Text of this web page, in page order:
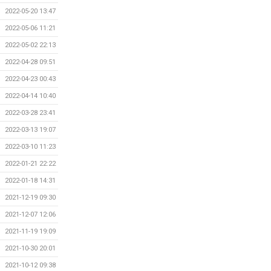
2022-05-20 13:47
2022-05-06 11:21
2022-05-02 22:13
2022-04-28 09:51
2022-04-23 00:43
2022-04-14 10:40
2022-03-28 23:41
2022-03-13 19:07
2022-03-10 11:23
2022-01-21 22:22
2022-01-18 14:31
2021-12-19 09:30
2021-12-07 12:06
2021-11-19 19:09
2021-10-30 20:01
2021-10-12 09:38